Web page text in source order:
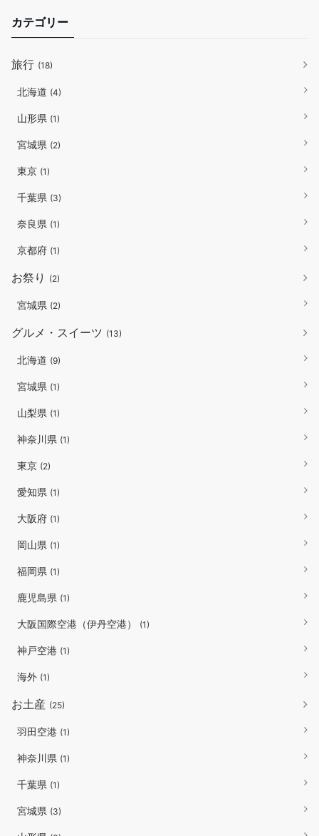
カテゴリー
旅行 (18)
北海道 (4)
山形県 (1)
宮城県 (2)
東京 (1)
千葉県 (3)
奈良県 (1)
京都府 (1)
お祭り (2)
宮城県 (2)
グルメ・スイーツ (13)
北海道 (9)
宮城県 (1)
山梨県 (1)
神奈川県 (1)
東京 (2)
愛知県 (1)
大阪府 (1)
岡山県 (1)
福岡県 (1)
鹿児島県 (1)
大阪国際空港（伊丹空港） (1)
神戸空港 (1)
海外 (1)
お土産 (25)
羽田空港 (1)
神奈川県 (1)
千葉県 (1)
宮城県 (3)